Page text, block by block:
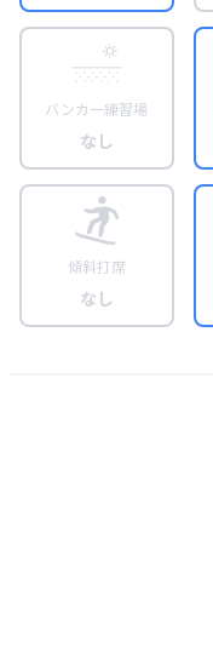
バンカー練習場
なし
傾斜打席
なし